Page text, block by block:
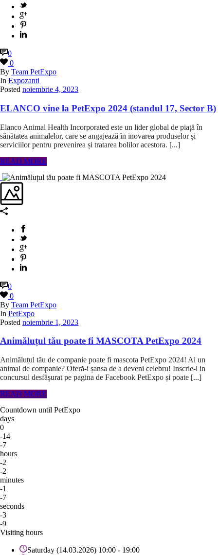
0
0
By Team PetExpo
In Expozanti
Posted noiembrie 4, 2023
ELANCO vine la PetExpo 2024 (standul 17, Sector B)
Elanco Animal Health Incorporated este un lider global de piață în
sănătatea animalelor, care se angajează în inovarea produselor și
serviciilor pentru prevenirea și tratarea bolilor acestora. [...]
READ MORE
0
0
By Team PetExpo
In PetExpo
Posted noiembrie 1, 2023
Animăluțul tău poate fi MASCOTA PetExpo 2024
Animăluțul tău de companie poate fi mascota PetExpo 2024! Ai un
animal de companie? Oferă-i șansa de a deveni celebru! Inscrie-l in
concursul desfășurat pe pagina de Facebook PetExpo și poate [...]
READ MORE
Countdown until PetExpo
days
0
-14
-7
hours
-2
-2
minutes
-1
-7
seconds
-3
-9
Visiting hours
Saturday (14.03.2026) 10:00 - 19:00